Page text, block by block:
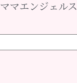
ママエンジェルス